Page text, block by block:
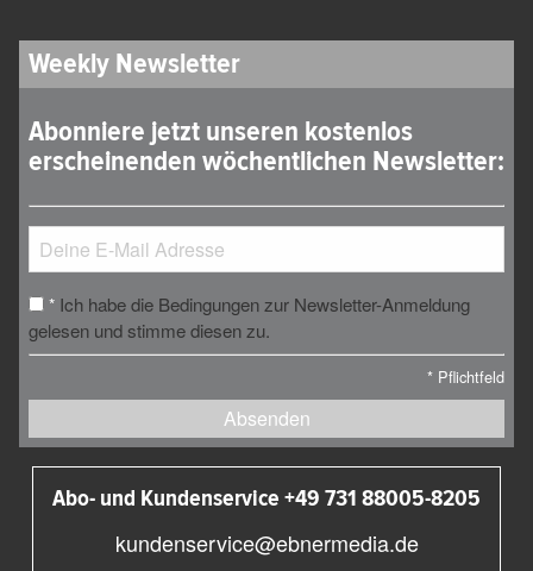
Weekly Newsletter
Abonniere jetzt unseren kostenlos
erscheinenden wöchentlichen Newsletter:
* Ich habe die Bedingungen zur Newsletter-Anmeldung
gelesen und stimme diesen zu.
* Pflichtfeld
Absenden
Abo- und Kundenservice +49 731 88005-8205
kundenservice@ebnermedia.de